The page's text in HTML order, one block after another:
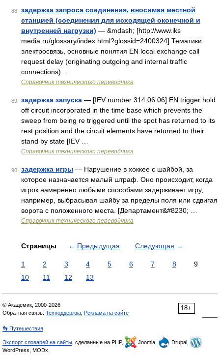
88
задержка запроса соединения, вносимая местной
станцией (соединения для исходящей оконечной и
внутренней нагрузки) — &mdash; [http://www.iks
media.ru/glossary/index.html?glossid=2400324] Тематики
электросвязь, основные понятия EN local exchange call
request delay (originating outgoing and internal traffic
connections) …
Справочник технического переводчика
89 задержка запуска — [IEV number 314 06 06] EN trigger hold
off circuit incorporated in the time base which prevents the
sweep from being re triggered until the spot has returned to its
rest position and the circuit elements have returned to their
stand by state [IEV …
Справочник технического переводчика
90 задержка игры — Нарушение в хоккее с шайбой, за
которое назначается малый штраф. Оно происходит, когда
игрок намеренно любыми способами задерживает игру,
например, выбрасывая шайбу за пределы поля или сдвигая
ворота с положенного места. [Департамент&#8230; …
Справочник технического переводчика
Страницы ← Предыдущая Следующая →
1 2 3 4 5 6 7 8
9
10
11 12 13
18+
© Академик, 2000-2026
Обратная связь: Техподдержка Реклама на сайте
👣 Путешествия
Экспорт словарей на сайты , сделанные на PHP, Joomla,
Drupal,
WordPress, MODx.